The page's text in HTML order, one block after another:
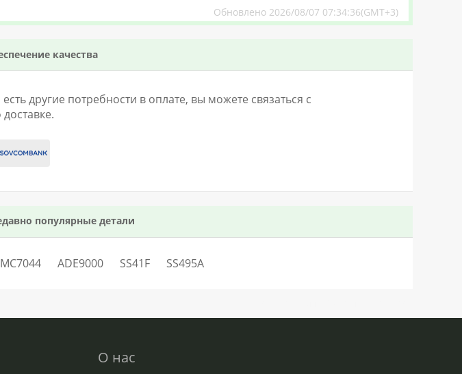
Обновлено 2026/08/07 07:34:36(GMT+3)
качества
другие потребности в оплате, вы можете связаться с
популярные детали
ADE9000 SS41F SS495A
О нас